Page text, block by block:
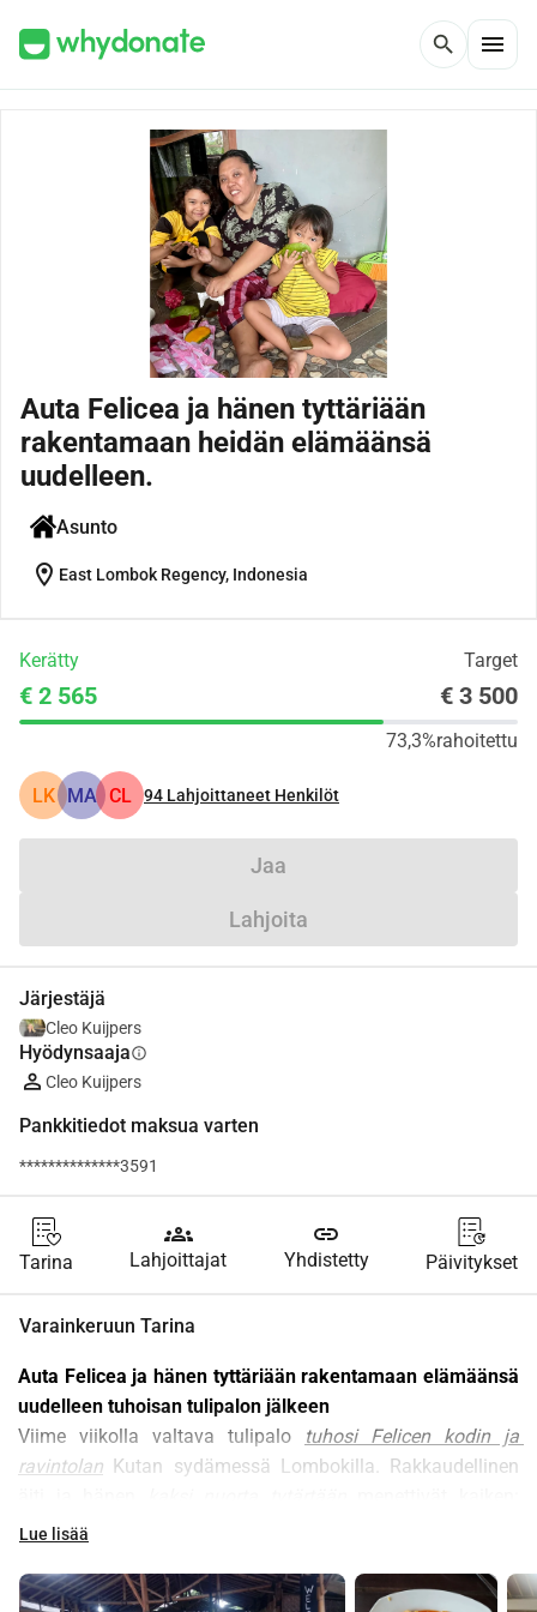
search menu
Auta Felicea ja hänen tyttäriään
rakentamaan heidän elämäänsä
uudelleen.
Asunto
location_on East Lombok Regency, Indonesia
Kerätty Target
€ 2 565 € 3 500
73,3%rahoitettu
LK MA CL 94 Lahjoittaneet Henkilöt
Jaa
Lahjoita
Järjestäjä
Cleo Kuijpers
Hyödynsaajainfo
Cleo Kuijpers
Pankkitiedot maksua varten
**************3591
Tarina
groups
Lahjoittajat
link
Yhdistetty Päivitykset
Varainkeruun Tarina
Auta Felicea ja hänen tyttäriään rakentamaan elämäänsä
uudelleen tuhoisan tulipalon jälkeen
Viime viikolla valtava tulipalo
tuhosi Felicen kodin ja
ravintolan Kutan sydämessä Lombokilla. Rakkaudellinen
kotinsa, omaisuutensa ja elinkeinonsa - ravintolan, jonka
Felicen Warung oli suosikki niin paikallisten kuin
Lue lisää